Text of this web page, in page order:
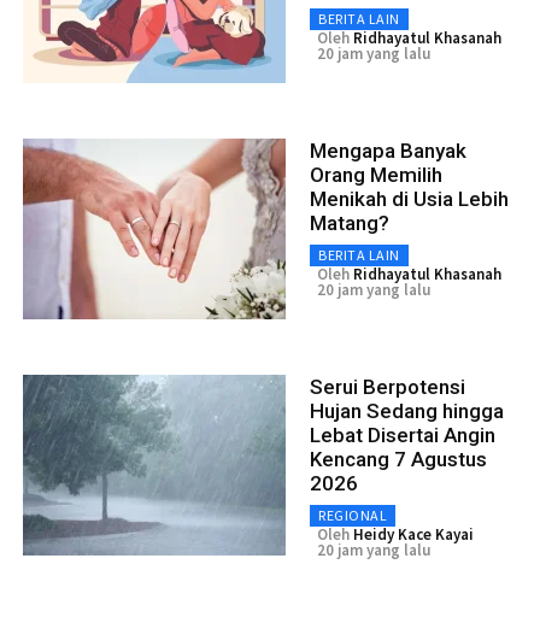
BERITA LAIN
Oleh Ridhayatul Khasanah
20 jam yang lalu
Mengapa Banyak
Orang Memilih
Menikah di Usia Lebih
Matang?
BERITA LAIN
Oleh Ridhayatul Khasanah
20 jam yang lalu
Serui Berpotensi
Hujan Sedang hingga
Lebat Disertai Angin
Kencang 7 Agustus
2026
REGIONAL
Oleh Heidy Kace Kayai
20 jam yang lalu